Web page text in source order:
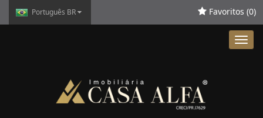
Português BR Favoritos (0)